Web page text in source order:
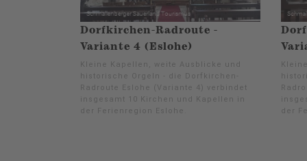
Dorfkirchen-Radroute -
Variante 4 (Eslohe)
Kleine Kapellen, weite Ausblicke und
historische Orgeln - die Dorfkirchen-
Radroute Eslohe (Variante 4) verbindet
insgesamt 10 Kirchen und Kapellen in
der Ferienregion Eslohe.
der